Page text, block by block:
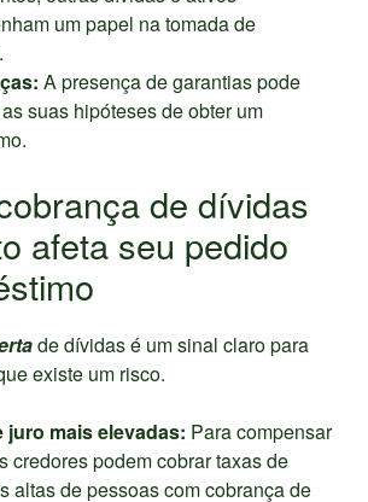
um papel na tomada de
A presença de garantias pode
suas hipóteses de obter um
de dívidas
afeta seu pedido
de dívidas é um sinal claro para
existe um risco.
juro mais elevadas: Para compensar
credores podem cobrar taxas de
altas de pessoas com cobrança de